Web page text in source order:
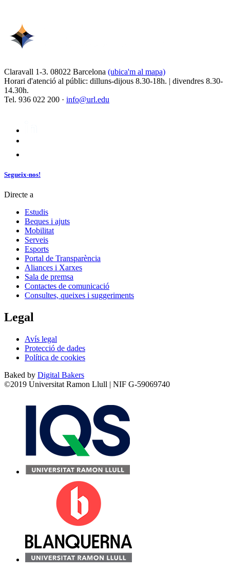
Claravall 1-3. 08022 Barcelona (ubica'm al mapa)
Horari d'atenció al públic: dilluns-dijous 8.30-18h. | divendres 8.30-
14.30h.
Tel. 936 022 200 · info@url.edu
Segueix-nos!
Directe a
Estudis
Beques i ajuts
Mobilitat
Serveis
Esports
Portal de Transparència
Aliances i Xarxes
Sala de premsa
Contactes de comunicació
Consultes, queixes i suggeriments
Legal
Avís legal
Protecció de dades
Política de cookies
Baked by Digital Bakers
©2019 Universitat Ramon Llull | NIF G-59069740